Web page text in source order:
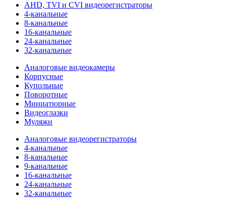
AHD, TVI и CVI видеорегистраторы
4-канальные
8-канальные
16-канальные
24-канальные
32-канальные
Аналоговые видеокамеры
Корпусные
Купольные
Поворотные
Миниатюрные
Видеоглазки
Муляжи
Аналоговые видеорегистраторы
4-канальные
8-канальные
9-канальные
16-канальные
24-канальные
32-канальные